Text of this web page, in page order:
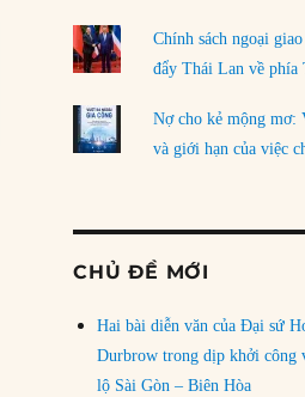
Chính sách ngoại
đẩy Thái Lan về phía
Nợ cho kẻ mộng mơ:
và giới hạn của việc
CHỦ ĐỀ MỚI
Hai bài diễn văn của Đại sứ
Durbrow trong dịp khởi công
lộ Sài Gòn – Biên Hòa